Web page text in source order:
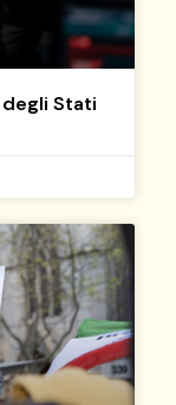
Stati